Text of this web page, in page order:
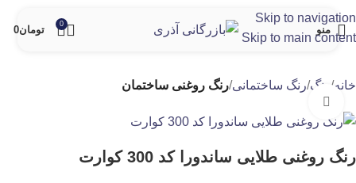
Skip to navigation
Skip to main content
منو
0
تومان0
خانه رنگ رنگ ساختمانی رنگ روغنی ساختمان
رنگ روغنی طلایی ساندورا کد 300 کوارت